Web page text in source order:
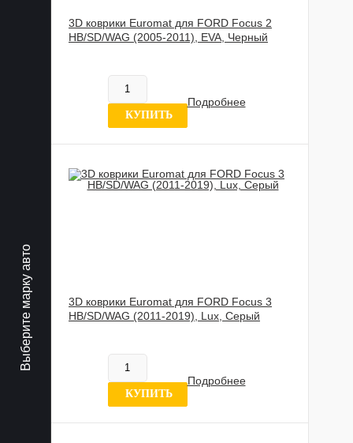
Выберите марку авто
3D коврики Euromat для FORD Focus 2
HB/SD/WAG (2005-2011), EVA, Черный
В наличии
4 отзыва
КУПИТЬ
Подробнее
3D коврики Euromat для FORD Focus 3
HB/SD/WAG (2011-2019), Lux, Серый
Нет в наличии
11 отзыв
КУПИТЬ
Подробнее